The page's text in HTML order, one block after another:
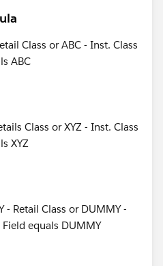
Class or ABC - Inst. Class
ABC
Class or XYZ - Inst. Class
XYZ
Retail Class or DUMMY -
equals DUMMY